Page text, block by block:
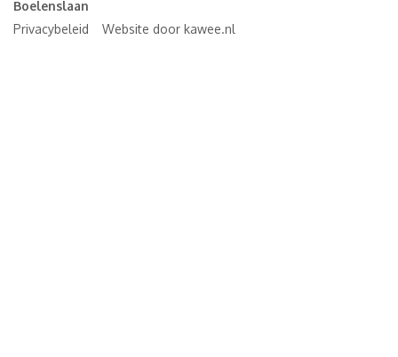
Boelenslaan
Privacybeleid
Website door kawee.nl